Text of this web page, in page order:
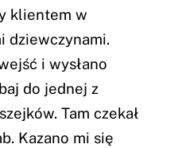
klientem w
dziewczynami.
i wysłano
do jednej z
Tam czekał
Kazano mi się